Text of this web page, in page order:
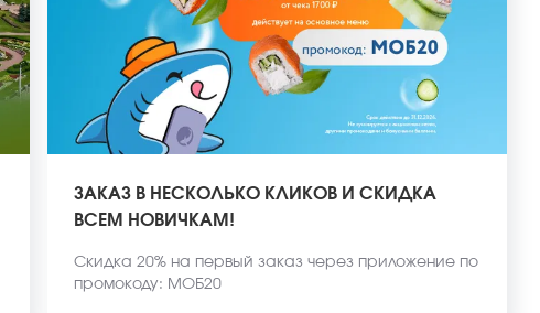
ЗАКАЗ В НЕСКОЛЬКО КЛИКОВ И СКИДКА
ВСЕМ НОВИЧКАМ!
Скидка 20% на первый заказ через приложение по
промокоду: МОБ20